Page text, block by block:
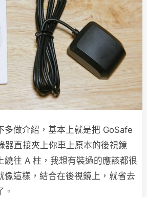
多做介紹，基本上就是把 GoSafe
器直接夾上你車上原本的後視鏡
繞往 A 柱，我想有裝過的應該都很
像這樣，結合在後視鏡上，就省去
。